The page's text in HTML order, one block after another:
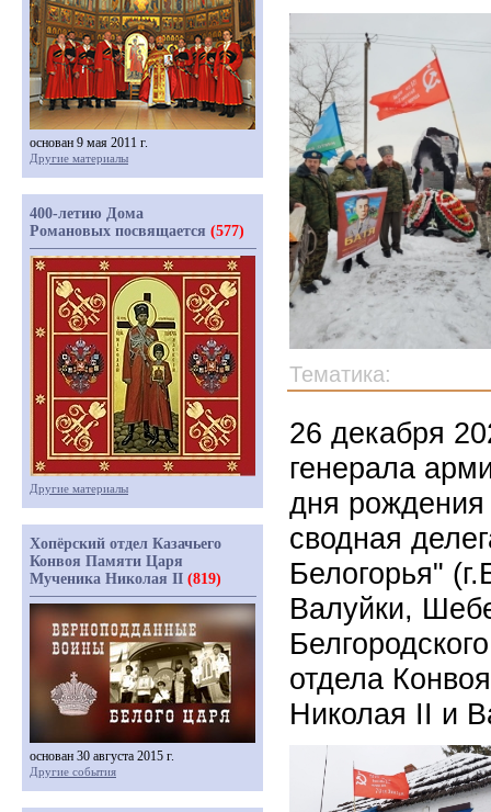
Тематика:
26 декабря
генерала
дня рождения
сводная
Белогорья"
Валуйки,
отдела
Николая II и
основан 9 мая 2011 г.
Другие материалы
400-летию Дома
Романовых посвящается (577)
Другие материалы
Хопёрский отдел Казачьего
Конвоя Памяти Царя
Мученика Николая II (819)
основан 30 августа 2015 г.
Другие события